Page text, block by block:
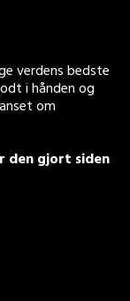
verdens bedste
i hånden og
om
den gjort siden